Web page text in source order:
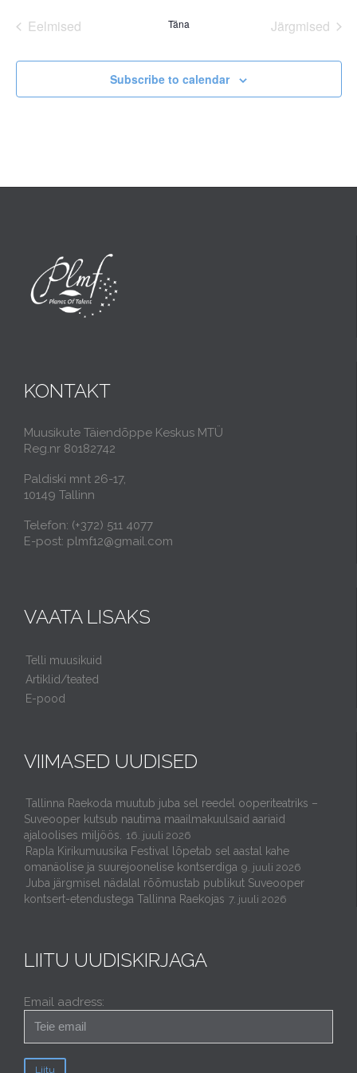
Eelmised
Täna
Järgmised
Subscribe to calendar
KONTAKT
Muusikute Täiendõppe Keskus MTÜ
Reg.nr 80182742
Paldiski mnt 26-17,
10149 Tallinn
Telefon: (+372) 511 4077
E-post: plmf12@gmail.com
VAATA LISAKS
Telli muusikuid
Artiklid/teated
E-pood
VIIMASED UUDISED
Tallinna Raekoda muutub juba sel reedel ooperiteatriks –
Suveooper kutsub nautima maailmakuulsaid aariaid
ajaloolises miljöös.
16. juuli 2026
Rapla Kirikumuusika Festival lõpetab sel aastal kahe
omanäolise ja suurejoonelise kontserdiga 9. juuli 2026
Juba järgmisel nädalal rõõmustab publikut Suveooper
kontsert-etendustega Tallinna Raekojas 7. juuli 2026
LIITU UUDISKIRJAGA
Email aadress: